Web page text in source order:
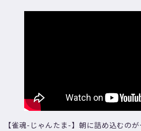
【雀魂-じゃんたま-】朝に詰め込むの